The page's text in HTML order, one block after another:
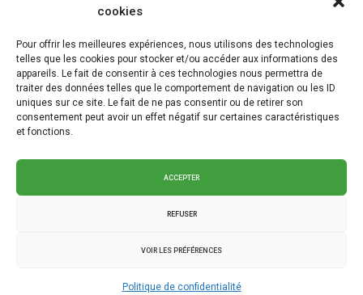
cookies
Pour offrir les meilleures expériences, nous utilisons des technologies
telles que les cookies pour stocker et/ou accéder aux informations des
appareils. Le fait de consentir à ces technologies nous permettra de
traiter des données telles que le comportement de navigation ou les ID
uniques sur ce site. Le fait de ne pas consentir ou de retirer son
consentement peut avoir un effet négatif sur certaines caractéristiques
et fonctions.
ACCEPTER
REFUSER
VOIR LES PRÉFÉRENCES
Politique de confidentialité